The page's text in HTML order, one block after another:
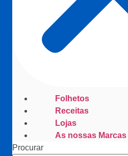
Folhetos
Receitas
Lojas
As nossas Marcas
Procurar